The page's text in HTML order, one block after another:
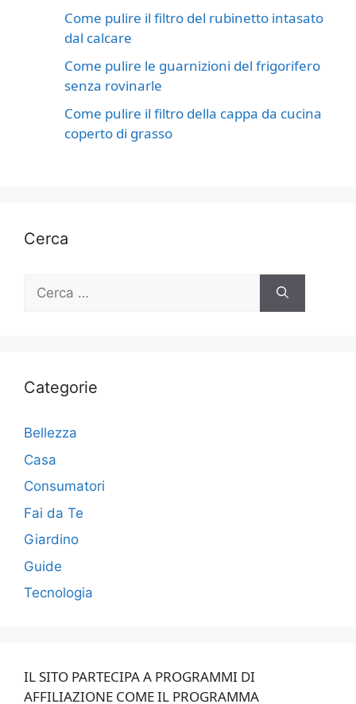
Come pulire il filtro del rubinetto intasato
dal calcare
Come pulire le guarnizioni del frigorifero
senza rovinarle
Come pulire il filtro della cappa da cucina
coperto di grasso
Cerca
Ricerca
Categorie
Bellezza
Casa
Consumatori
Fai da Te
Giardino
Guide
Tecnologia
IL SITO PARTECIPA A PROGRAMMI DI
AFFILIAZIONE COME IL PROGRAMMA